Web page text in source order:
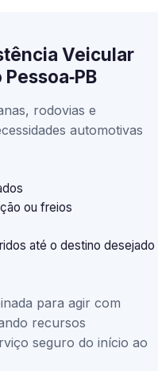
Veicular
rodovias e
automotivas
ou freios
até o destino desejado
para agir com
recursos
seguro do início ao